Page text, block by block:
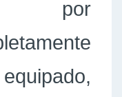
por